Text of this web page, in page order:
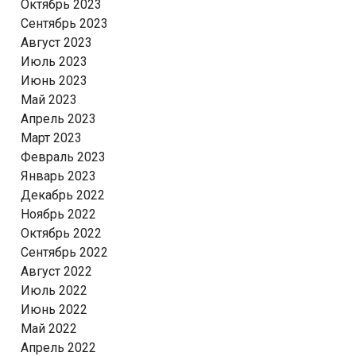
Октябрь 2023
Сентябрь 2023
Август 2023
Июль 2023
Июнь 2023
Май 2023
Апрель 2023
Март 2023
Февраль 2023
Январь 2023
Декабрь 2022
Ноябрь 2022
Октябрь 2022
Сентябрь 2022
Август 2022
Июль 2022
Июнь 2022
Май 2022
Апрель 2022